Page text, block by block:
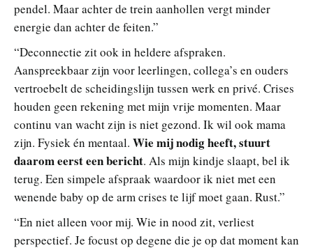
pendel. Maar achter de trein aanhollen vergt minder
energie dan achter de feiten.”
“Deconnectie zit ook in heldere afspraken.
Aanspreekbaar zijn voor leerlingen, collega’s en ouders
vertroebelt de scheidingslijn tussen werk en privé. Crises
houden geen rekening met mijn vrije momenten. Maar
continu van wacht zijn is niet gezond. Ik wil ook mama
zijn. Fysiek én mentaal. Wie mij nodig heeft, stuurt
daarom eerst een bericht. Als mijn kindje slaapt, bel ik
terug. Een simpele afspraak waardoor ik niet met een
wenende baby op de arm crises te lijf moet gaan. Rust.”
“En niet alleen voor mij. Wie in nood zit, verliest
perspectief. Je focust op degene die je op dat moment kan